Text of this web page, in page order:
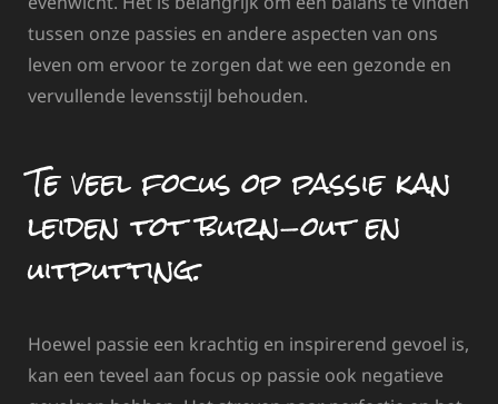
tussen onze passies en andere aspecten van ons
leven om ervoor te zorgen dat we een gezonde en
vervullende levensstijl behouden.
Te veel focus op passie kan
leiden tot burn-out en
uitputting.
Hoewel passie een krachtig en inspirerend gevoel is,
kan een teveel aan focus op passie ook negatieve